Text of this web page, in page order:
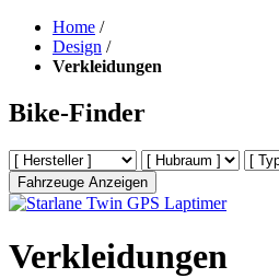
Home /
Design /
Verkleidungen
Bike-Finder
Fahrzeuge Anzeigen
Verkleidungen